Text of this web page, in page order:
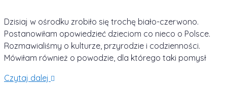
Dzisiaj w ośrodku zrobiło się trochę biało-czerwono.
Postanowiłam opowiedzieć dzieciom co nieco o Polsce.
Rozmawialiśmy o kulturze, przyrodzie i codzienności.
Mówiłam również o powodzie, dla którego taki pomysł
Czytaj dalej